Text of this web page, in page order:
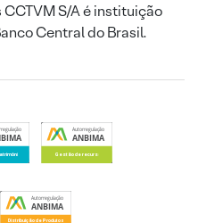
S/A é instituição
Central do Brasil.